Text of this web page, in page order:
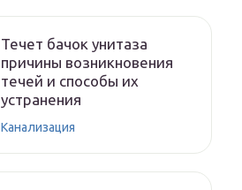
Течет бачок унитаза
причины возникновения
течей и способы их
устранения
Канализация